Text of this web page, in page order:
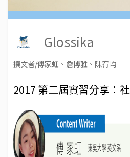
Glossika
撰文者/傅家虹、詹博雅、陳宥均
2017 第二屆實習分享：